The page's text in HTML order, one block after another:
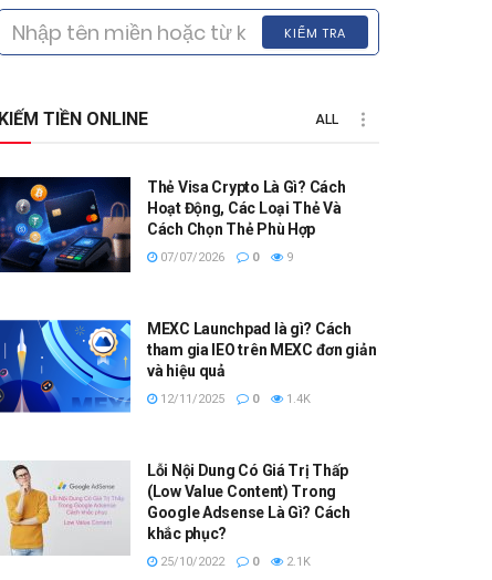
KIỂM TRA
KIẾM TIỀN ONLINE ALL
Thẻ Visa Crypto Là Gì? Cách
Hoạt Động, Các Loại Thẻ Và
Cách Chọn Thẻ Phù Hợp
07/07/2026 0 9
MEXC Launchpad là gì? Cách
tham gia IEO trên MEXC đơn giản
và hiệu quả
12/11/2025 0 1.4K
Lỗi Nội Dung Có Giá Trị Thấp
(Low Value Content) Trong
Google Adsense Là Gì? Cách
khắc phục?
25/10/2022 0 2.1K